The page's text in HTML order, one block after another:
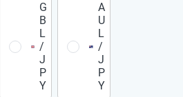
G
B
L
/
J
P
Y
A
U
L
/
J
P
Y